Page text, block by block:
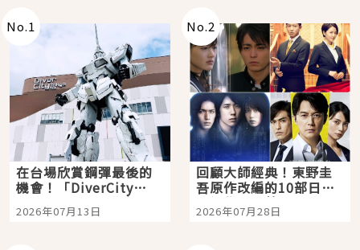
No.1
在台場欣賞鋼彈最後的
機會！「DiverCity
Tokyo Plaza」搭船、
購物、美食及夜景，一
2026年07月13日
No.2
回顧大師經典！東野圭
吾原作改編的10部日本
影視作品推薦
2026年07月28日